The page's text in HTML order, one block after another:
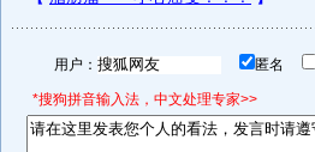
用户： 匿名
*搜狗拼音输入法，中文处理专家>>